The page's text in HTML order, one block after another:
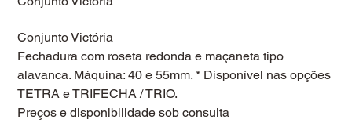
Conjunto Victória
Fechadura com roseta redonda e maçaneta tipo
alavanca. Máquina: 40 e 55mm. * Disponível nas opções
TETRA e TRIFECHA / TRIO.
Preços e disponibilidade sob consulta